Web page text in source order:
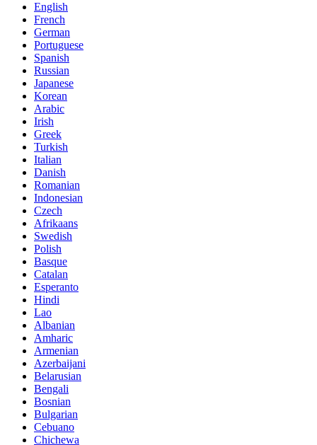
English
French
German
Portuguese
Spanish
Russian
Japanese
Korean
Arabic
Irish
Greek
Turkish
Italian
Danish
Romanian
Indonesian
Czech
Afrikaans
Swedish
Polish
Basque
Catalan
Esperanto
Hindi
Lao
Albanian
Amharic
Armenian
Azerbaijani
Belarusian
Bengali
Bosnian
Bulgarian
Cebuano
Chichewa